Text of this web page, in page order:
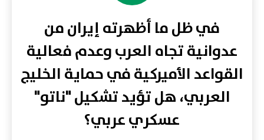
في ظل ما أظهرته إيران من
عدوانية تجاه العرب وعدم فعالية
القواعد الأميركية في حماية الخليج
العربي، هل تؤيد تشكيل "ناتو"
عسكري عربي؟